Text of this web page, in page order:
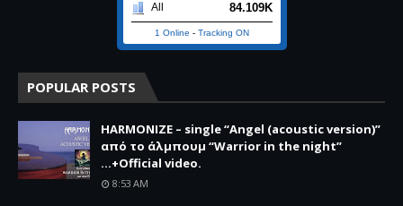
All 84.109K
1 Online - Tracking ON
POPULAR POSTS
HARMONIZE – single “Angel (acoustic version)”
από το άλμπουμ “Warrior in the night”
...+Official video.
8:53 AM